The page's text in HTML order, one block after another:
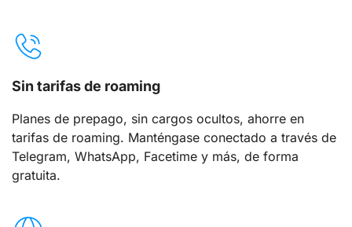
Sin tarifas de roaming
Planes de prepago, sin cargos ocultos, ahorre en
tarifas de roaming. Manténgase conectado a través de
Telegram, WhatsApp, Facetime y más, de forma
gratuita.